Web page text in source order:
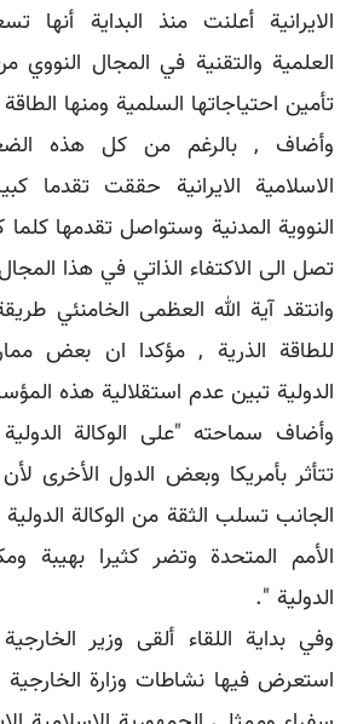
الايرانية أعلنت منذ البداية أنها
العلمية والتقنية في المجال
تأمين احتياجاتها السلمية ومنها
وأضاف , بالرغم من كل هذه
الاسلامية الايرانية حققت تقدما
النووية المدنية وستواصل تقدمها
تصل الى الاكتفاء الذاتي في هذا
وانتقد آية الله العظمى الخامنئي
للطاقة الذرية , مؤكدا ان بعض
الدولية تبين عدم استقلالية هذه
وأضاف سماحته "على الوكالة
تتأثر بأمريكا وبعض الدول الأخرى
الجانب تسلب الثقة من الوكالة
الأمم المتحدة وتضر كثيرا بهيبة
الدولية ".
وفي بداية اللقاء ألقى وزير
استعرض فيها نشاطات وزارة